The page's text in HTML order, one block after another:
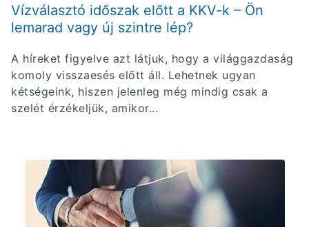
Vízválasztó időszak előtt a KKV-k – Ön
lemarad vagy új szintre lép?
A híreket figyelve azt látjuk, hogy a világgazdaság
komoly visszaesés előtt áll. Lehetnek ugyan
kétségeink, hiszen jelenleg még mindig csak a
szelét érzékeljük, amikor...